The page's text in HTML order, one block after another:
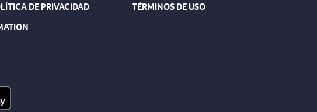
DE PRIVACIDAD
TÉRMINOS DE USO